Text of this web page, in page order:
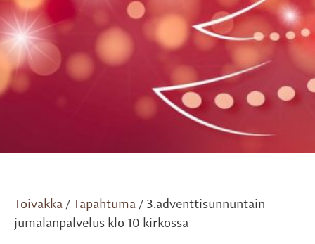
Toivakka / Tapahtuma / 3.adventtisunnuntain
jumalanpalvelus klo 10 kirkossa